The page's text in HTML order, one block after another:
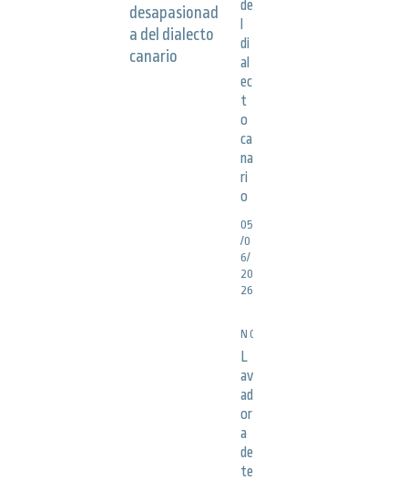
de
di
al
ec
t
o
ca
na
ri
o
05
/0
6/
20
26
NOTICIAS
L
av
ad
or
a
de
te